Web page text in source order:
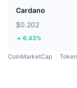
Cardano
$0.202
6.43%
CoinMarketCap Token